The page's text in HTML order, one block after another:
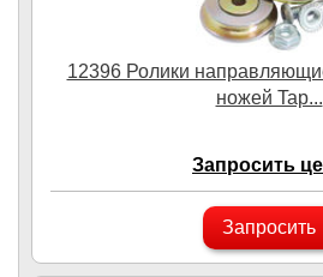
12396 Ролики
ножей Tap...
Запросить
Запросить